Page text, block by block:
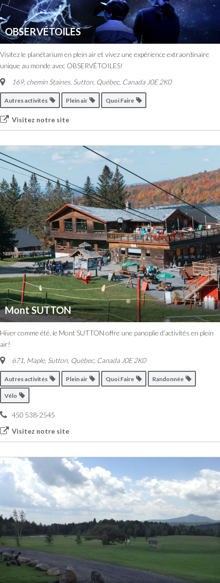
OBSERVÉTOILES
Visitez le planétarium en plein air et vivez une expérience extraordinaire
unique au monde avec OBSERVÉTOILES!
169, chemin Staines, Sutton Québec, Canada J0E 2K0
Autres activités Plein air Quoi Faire
Visitez notre site
Mont SUTTON
Hiver comme été, le Mont SUTTON offre une panoplie d’activités en plein
air!
671, Maple, Sutton Québec, Canada J0E 2K0
Autres activités Plein air Quoi Faire Randonnée
Vélo
450 538-2545
Visitez notre site